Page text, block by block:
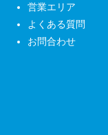
営業エリア
よくある質問
お問合わせ